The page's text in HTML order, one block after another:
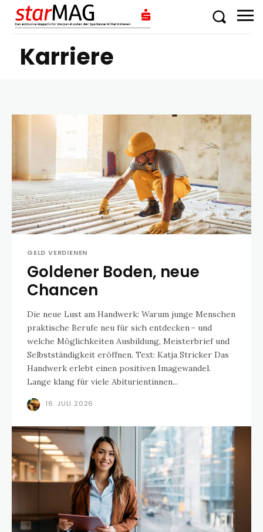
Karriere
GELD VERDIENEN
Goldener Boden, neue
Chancen
Die neue Lust am Handwerk: Warum junge Menschen
praktische Berufe neu für sich entdecken – und
welche Möglichkeiten Ausbildung, Meisterbrief und
Selbstständigkeit eröffnen. Text: Katja Stricker Das
Handwerk erlebt einen positiven Imagewandel.
Lange klang für viele Abiturientinnen...
16. JULI 2026